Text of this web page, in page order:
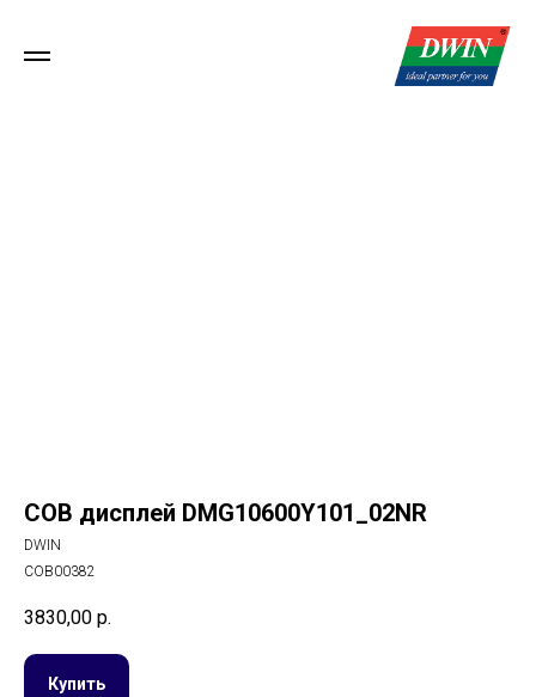
COB дисплей DMG10600Y101_02NR
DWIN
COB00382
3830,00 р.
Купить